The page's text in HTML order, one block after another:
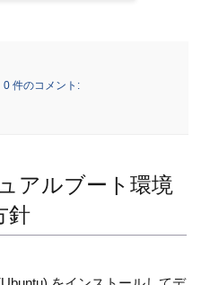
0 件のコメント:
アルブート環境
針